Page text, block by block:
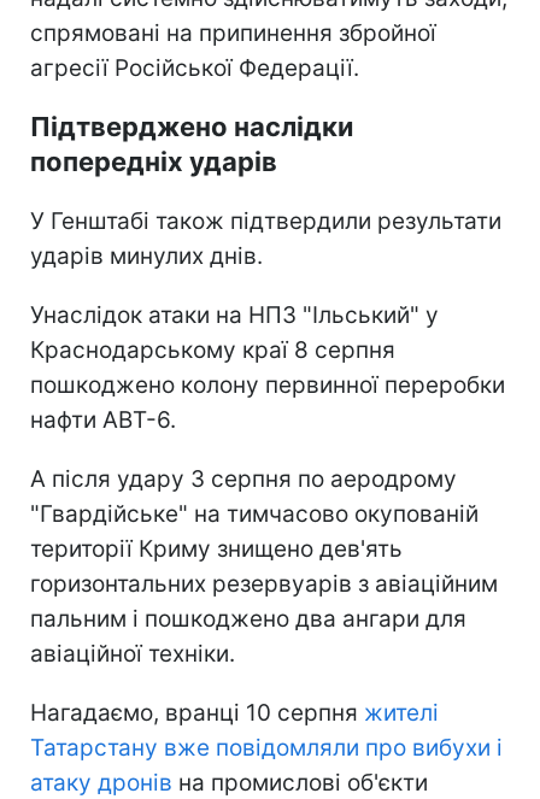
спрямовані на припинення збройної
агресії Російської Федерації.
Підтверджено наслідки
попередніх ударів
У Генштабі також підтвердили результати
ударів минулих днів.
Унаслідок атаки на НПЗ "Ільський" у
Краснодарському краї 8 серпня
пошкоджено колону первинної переробки
нафти АВТ-6.
А після удару 3 серпня по аеродрому
"Гвардійське" на тимчасово окупованій
території Криму знищено дев'ять
горизонтальних резервуарів з авіаційним
пальним і пошкоджено два ангари для
авіаційної техніки.
Нагадаємо, вранці 10 серпня жителі
Татарстану вже повідомляли про вибухи і
атаку дронів на промислові об'єкти